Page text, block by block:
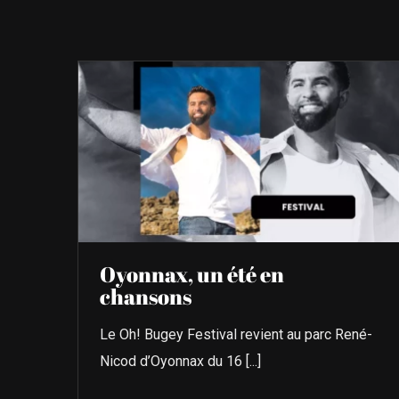
Oyonnax, un été en
chansons
Le Oh! Bugey Festival revient au parc René-
Nicod d’Oyonnax du 16 [...]